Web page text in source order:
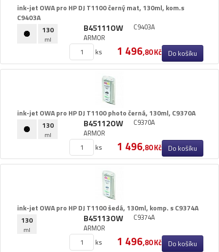
ink-​jet OWA pro HP DJ T1100 černý mat,​ 130ml,​ kom.​s
C9403A
130
ml
B45111OW
ARMOR
C9403A
ks 1 496,80 Kč Do košíku
ink-​jet OWA pro HP DJ T1100 photo černá,​ 130ml,​ C9370A
130
ml
B45112OW
ARMOR
C9370A
ks 1 496,80 Kč Do košíku
ink-​jet OWA pro HP DJ T1100 šedá,​ 130ml,​ komp.​ s C9374A
130
ml
B45113OW
ARMOR
C9374A
ks 1 496,80 Kč Do košíku